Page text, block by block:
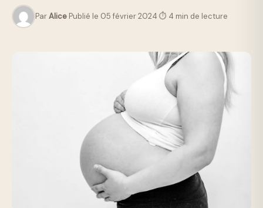
ParAlice Publié le 05 février 2024 ⏱ 4 min de lecture